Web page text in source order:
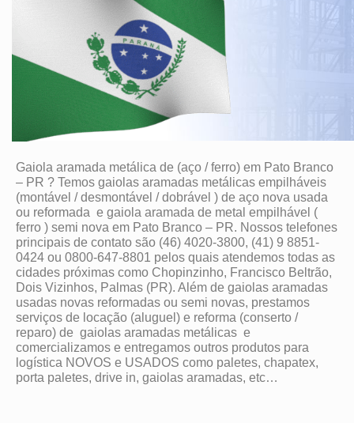
Gaiola aramada metálica de (aço / ferro) em Pato Branco
– PR ? Temos gaiolas aramadas metálicas empilháveis
(montável / desmontável / dobrável ) de aço nova usada
ou reformada e gaiola aramada de metal empilhável (
ferro ) semi nova em Pato Branco – PR. Nossos telefones
principais de contato são (46) 4020-3800, (41) 9 8851-
0424 ou 0800-647-8801 pelos quais atendemos todas as
cidades próximas como Chopinzinho, Francisco Beltrão,
Dois Vizinhos, Palmas (PR). Além de gaiolas aramadas
usadas novas reformadas ou semi novas, prestamos
serviços de locação (aluguel) e reforma (conserto /
reparo) de gaiolas aramadas metálicas e
comercializamos e entregamos outros produtos para
logística NOVOS e USADOS como paletes, chapatex,
porta paletes, drive in, gaiolas aramadas, etc…